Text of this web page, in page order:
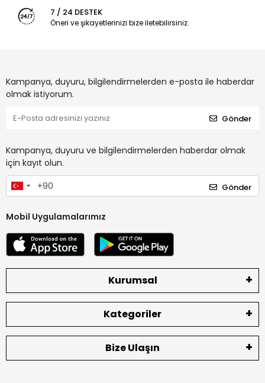
7 / 24 DESTEK
Öneri ve şikayetlerinizi bize iletebilirsiniz.
Kampanya, duyuru, bilgilendirmelerden e-posta ile haberdar
olmak istiyorum.
Gönder
Kampanya, duyuru ve bilgilendirmelerden haberdar olmak
için kayıt olun.
Gönder
Mobil Uygulamalarımız
Kurumsal
Kategoriler
Bize Ulaşın